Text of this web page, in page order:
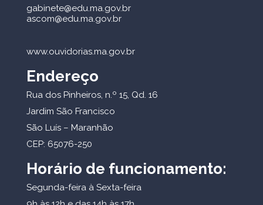
gabinete@edu.ma.gov.br
ascom@edu.ma.gov.br
www.ouvidorias.ma.gov.br
Endereço
Rua dos Pinheiros, n.º 15, Qd. 16
Jardim São Francisco
São Luís – Maranhão
CEP: 65076-250
Horário de funcionamento:
Segunda-feira à Sexta-feira